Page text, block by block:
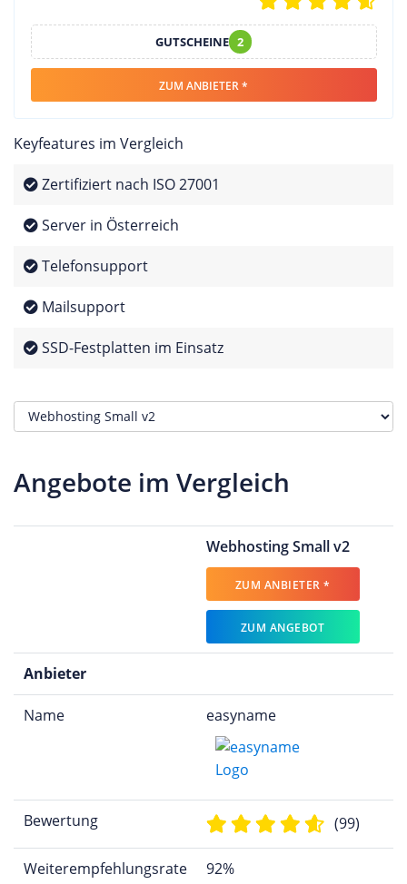
GUTSCHEINE 2
ZUM ANBIETER *
Keyfeatures im Vergleich
Zertifiziert nach ISO 27001
Server in Österreich
Telefonsupport
Mailsupport
SSD-Festplatten im Einsatz
Angebote im Vergleich
Webhosting Small v2
ZUM ANBIETER *
ZUM ANGEBOT
Anbieter
Name easyname
Bewertung (99)
Weiterempfehlungsrate 92%